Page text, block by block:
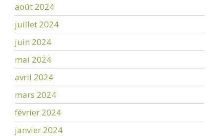
août 2024
juillet 2024
juin 2024
mai 2024
avril 2024
mars 2024
février 2024
janvier 2024